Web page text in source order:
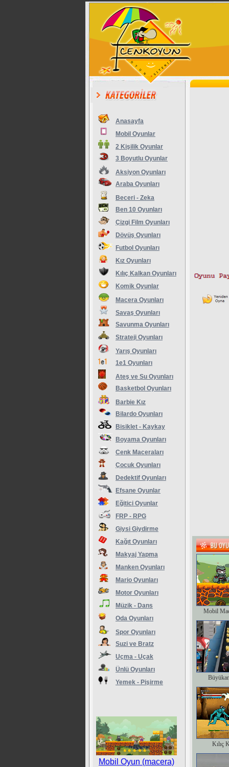
Anasayfa
Mobil Oyunlar
2 Kişilik Oyunlar
3 Boyutlu Oyunlar
Aksiyon Oyunları
Araba Oyunları
Beceri - Zeka
Ben 10 Oyunları
Çizgi Film Oyunları
Dövüş Oyunları
Futbol Oyunları
Kız Oyunları
Kılıç Kalkan Oyunları
Komik Oyunlar
Macera Oyunları
Savaş Oyunları
Savunma Oyunları
Strateji Oyunları
Yarış Oyunları
1e1 Oyunları
Ateş ve Su Oyunları
Basketbol Oyunları
Barbie Kız
Bilardo Oyunları
Bisiklet - Kaykay
Boyama Oyunları
Cenk Maceraları
Çocuk Oyunları
Dedektif Oyunları
Efsane Oyunlar
Eğitici Oyunlar
FRP - RPG
Giysi Giydirme
Kağıt Oyunları
Makyaj Yapma
Manken Oyunları
Mario Oyunları
Motor Oyunları
Müzik - Dans
Oda Oyunları
Spor Oyunları
Suzi ve Bratz
Uçma - Uçak
Ünlü Oyunları
Yemek - Pişirme
Mobil Oyun (macera)
Mobil
Kılıç